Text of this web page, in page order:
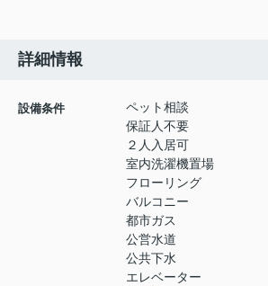
詳細情報
設備条件
ペット相談
保証人不要
２人入居可
室内洗濯機置場
フローリング
バルコニー
都市ガス
公営水道
公共下水
エレベーター